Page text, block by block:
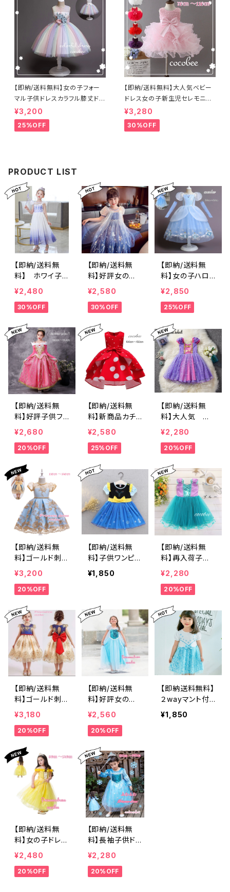
【即納/送料無料】女の子フォー
マル子供ドレスカラフル膝丈ドレ
スお花モチーフふんわりレース
スカードドレス発表会コーデお
誕生日入学式卒業式晴れ舞台
¥3,200
25%OFF
【即納/送料無料】大人気ベビー
ドレス女の子新生児セレモニー
ドレス子供ドレスふわふわチュチ
ュスカートリボン&パール付き ベ
ビードレスバブル層こどもドレス
¥3,280
30%OFF
PRODUCT LIST
【即納/送料無
料】 ホワイ子ど
もドレス女の子
フォーマルドレス
発表会でドレス
ールマント付きド
レスプリンセスド
レスハロウィン
コスプレハロウ
ィン子供コスチ
ュームクリスマ
スプレゼント仮
装フリルドレス
¥2,480
30%OFF
【即納/送料無
料】好評女の子
フォーマルプリン
セスドレスマント
付きキラキラス
ウィン衣装クリ
スマスプレゼン
発表会コンクー
ル
¥2,580
30%OFF
【即納/送料無
料】女の子ハロ
ウィーンコスチ
ュームドレスワン
ピースプリンセ
フォーマル発表
会服ドレス 結婚
式 七五三 発表
会 ピアノ こども
ダンス イベント
ハロウィン コス
プレ お揃い子供
ドレス フォーマ
ル フォーマルウ
用 キッズ こども
子ども リングガ
フラワーガール
卒業式 入学式
ダンス衣装コス
チューム、リンセ
スドレス、ワンピ
ース仮装ハロウ
ィンドレス子供ド
レス
¥2,850
25%OFF
【即納/送料無
料】好評子供フォ
ーマルドレスピ
ンク色ドレスメッ
シュ長袖子供ロ
色ワンピース発
表会ドレス女の
子ワンピース長
袖ドレスゴール
ド刺繍ドレス100
1101201301401
50cm cocobe
e
¥2,680
20%OFF
【即納/送料無
料】新商品カチ
ューシャ付き赤
色ドレスレッドド
レス子供ドレ
の子ワンピー
ス 10011012
0130140150㎝
¥2,580
25%OFF
【即納/送料無
料】大人気 子
どもフォーマルド
レスワンピース
プリンセスお姫
スカートパープ
ル色こどもドレ
スキラキラスカ
ートお姫様ドレ
スふんわりキッ
ズドレス プリン
セス女の子ドレ
ス発表会ドレス
キラキラスカー
ガール お姫
様 お誕生日
ィン仮装 90〜
130㎝
¥2,280
20%OFF
【即納/送料無
料】ゴールド刺
繍 女の子フォ
ーマルドレスお
しゃれキッズドレ
ス 発表会 お
誕生日コンクー
ルリングガール
クリスマスプレ
ゼントセルフ撮
影リボンつきドレ
ス高見えエレガ
ントドレス袖あり
キッズドレス
ハロウィン シ
ンデレラ110〜14
¥3,200
20%OFF
【即納/送料無
料】子供ワンピー
スドレス半袖ワ
ンピースお花
ドレスお出かけ
お姫様ドレス女
の子ワンピース9
0100110120130
cm
¥1,850
【即納/送料無
料】再入荷子供
ドレス格安ワン
ピースふんわり
キッズドレスプリ
装 お姫様ドレ
ス お誕生日
発表会 クリス
マスプレゼント
発表会衣装ハロ
ウィン仮装ブル
ーパープル9010
0110120130140
㎝
¥2,280
20%OFF
【即納/送料無
料】ゴールド刺繍
子供ワンピース
ハロウィン衣装
子供ハロウィン
フォーマルドレス
キッズドレスプリ
ンセスドレスハ
ロウィン発表会
お誕生日キッズ
ドレスリングガー
ルドレスジュニ
アドレス901001
10120130140㎝
¥3,180
20%OFF
【即納/送料無
料】好評女の子
フォーマルプリン
セスドレスハロ
ウィーン仮装お
キラキラ マント
付きドレスブル
ー雪結晶子ども
海外服キッズド
レス お姫様ド
レス プリンセ
ス子供女の子ハ
ロウィン衣装
発表会ドレスク
ント1001101201
30140㎝
¥2,560
20%OFF
【即納送料無料】
２wayマント付
きプリンセスドレ
ス お出かけ
¥1,850
【即納/送料無
料】女の子ドレス
イエローふんわ
りスカート キッ
ズ子どもドレス
¥2,480
20%OFF
【即納/送料無
料】長袖子供ドレ
スプリンセスコ
スプレキラキラ
雪結晶キッズド
¥2,280
20%OFF